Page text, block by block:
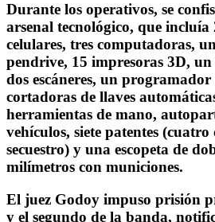
Durante los operativos, se
arsenal tecnológico, que incluía
celulares, tres computadoras,
pendrive, 15 impresoras 3D,
dos escáneres, un
cortadoras de llaves
herramientas de mano,
vehículos, siete patentes
secuestro) y una escopeta de
milímetros con municiones.
El juez Godoy impuso prisión
y el segundo de la banda,